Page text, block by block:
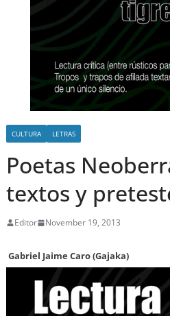
CULTURA LETRAS
Poetas
textos y
Editor November 19, 2013
Gabriel Jaime Caro (Gajaka)